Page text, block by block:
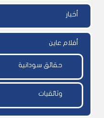
أخبار
أفلام عاين
حقائق سودانية
وثائقيات